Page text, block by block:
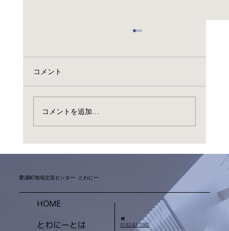
2026ビアガーデンは7月31日
コメント
コメントを追加…
豊浦町地域交流センター とわにー
☎️
0142-83-1082
HOME
とわにーとは